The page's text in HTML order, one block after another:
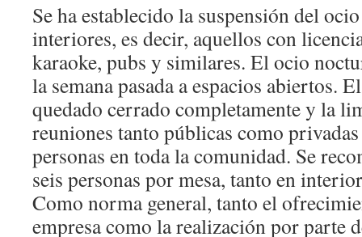
Se ha establecido la suspensión del
interiores, es decir, aquellos con
karaoke, pubs y similares. El ocio
la semana pasada a espacios abiertos.
quedado cerrado completamente y la
reuniones tanto públicas como
personas en toda la comunidad. Se
seis personas por mesa, tanto en
Como norma general, tanto el
empresa como la realización por parte